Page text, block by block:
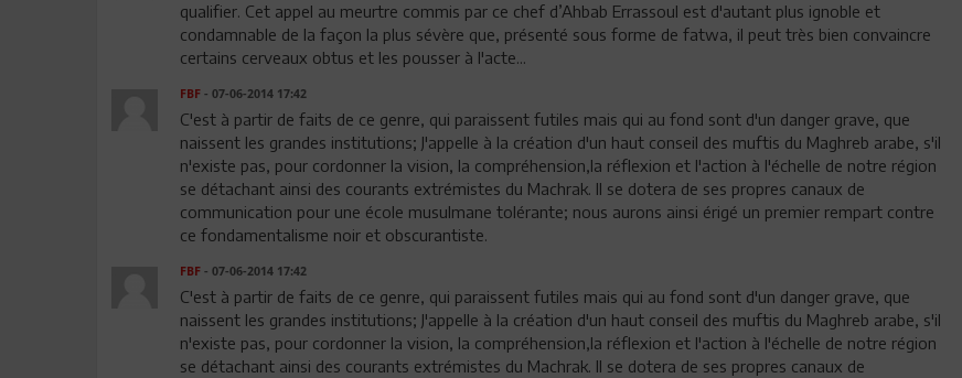
qualifier. Cet appel au meurtre commis par ce chef d’Ahbab Errassoul est d'autant plus ignoble et
condamnable de la façon la plus sévère que, présenté sous forme de fatwa, il peut très bien convaincre
certains cerveaux obtus et les pousser à l'acte...
FBF- 07-06-2014 17:42
C'est à partir de faits de ce genre, qui paraissent futiles mais qui au fond sont d'un danger grave, que
naissent les grandes institutions; J'appelle à la création d'un haut conseil des muftis du Maghreb arabe, s'il
n'existe pas, pour cordonner la vision, la compréhension,la réflexion et l'action à l'échelle de notre région
se détachant ainsi des courants extrémistes du Machrak. Il se dotera de ses propres canaux de
communication pour une école musulmane tolérante; nous aurons ainsi érigé un premier rempart contre
ce fondamentalisme noir et obscurantiste.
FBF- 07-06-2014 17:42
C'est à partir de faits de ce genre, qui paraissent futiles mais qui au fond sont d'un danger grave, que
naissent les grandes institutions; J'appelle à la création d'un haut conseil des muftis du Maghreb arabe, s'il
n'existe pas, pour cordonner la vision, la compréhension,la réflexion et l'action à l'échelle de notre région
se détachant ainsi des courants extrémistes du Machrak. Il se dotera de ses propres canaux de